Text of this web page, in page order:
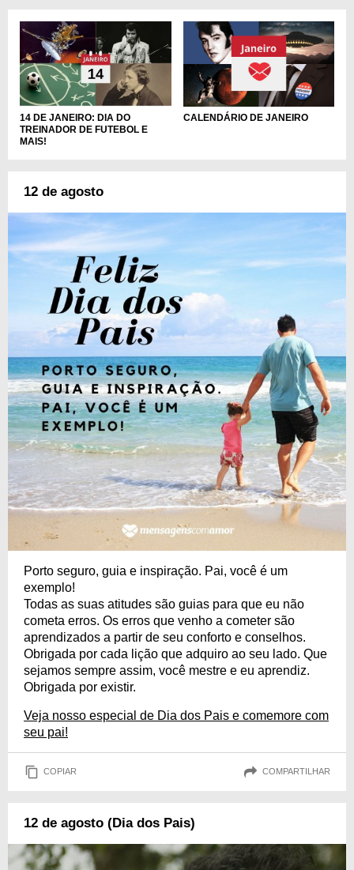
14 DE JANEIRO: DIA DO
TREINADOR DE FUTEBOL E
MAIS!
CALENDÁRIO DE JANEIRO
12 de agosto
Porto seguro, guia e inspiração. Pai, você é um
exemplo!
Todas as suas atitudes são guias para que eu não
cometa erros. Os erros que venho a cometer são
aprendizados a partir de seu conforto e conselhos.
Obrigada por cada lição que adquiro ao seu lado. Que
sejamos sempre assim, você mestre e eu aprendiz.
Obrigada por existir.
Veja nosso especial de Dia dos Pais e comemore com
seu pai!
COPIAR COMPARTILHAR
12 de agosto (Dia dos Pais)